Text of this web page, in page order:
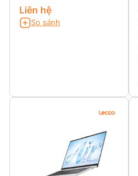
Liên hệ
So sánh